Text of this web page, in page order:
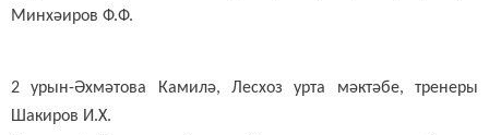
Минхәиров Ф.Ф.
2 урын-Әхмәтова Камилә, Лесхоз урта мәктәбе, тренеры
Шакиров И.Х.